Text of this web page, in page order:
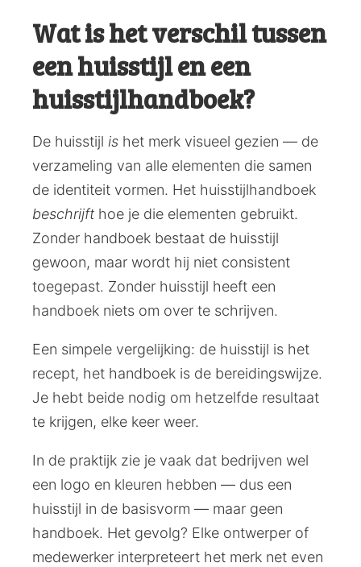
Wat is het verschil tussen
een huisstijl en een
huisstijlhandboek?
De huisstijl is het merk visueel gezien — de
verzameling van alle elementen die samen
de identiteit vormen. Het huisstijlhandboek
beschrijft hoe je die elementen gebruikt.
Zonder handboek bestaat de huisstijl
gewoon, maar wordt hij niet consistent
toegepast. Zonder huisstijl heeft een
handboek niets om over te schrijven.
Een simpele vergelijking: de huisstijl is het
recept, het handboek is de bereidingswijze.
Je hebt beide nodig om hetzelfde resultaat
te krijgen, elke keer weer.
In de praktijk zie je vaak dat bedrijven wel
een logo en kleuren hebben — dus een
huisstijl in de basisvorm — maar geen
handboek. Het gevolg? Elke ontwerper of
medewerker interpreteert het merk net even